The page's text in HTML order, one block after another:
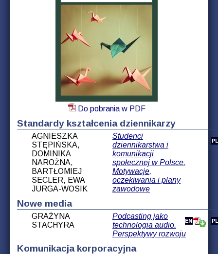
Do pobrania w PDF
Standardy kształcenia dziennikarzy
AGNIESZKA
STĘPIŃSKA,
DOMINIKA
NAROŻNA,
BARTŁOMIEJ
SECLER, EWA
JURGA-WOSIK
Studenci
dziennikarstwa i
komunikacji
społecznej w Polsce.
Motywacje,
oczekiwania i plany
zawodowe
Nowe media
GRAŻYNA
STACHYRA
Podcasting jako
technologia audio.
Perspektywy rozwoju
Komunikacja korporacyjna